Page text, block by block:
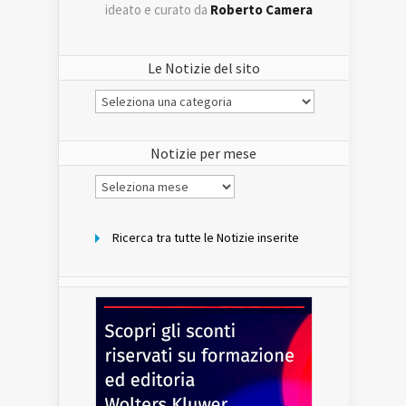
ideato e curato da Roberto Camera
Le Notizie del sito
Le
Notizie
Notizie per mese
Notizie
per
Ricerca tra tutte le Notizie inserite